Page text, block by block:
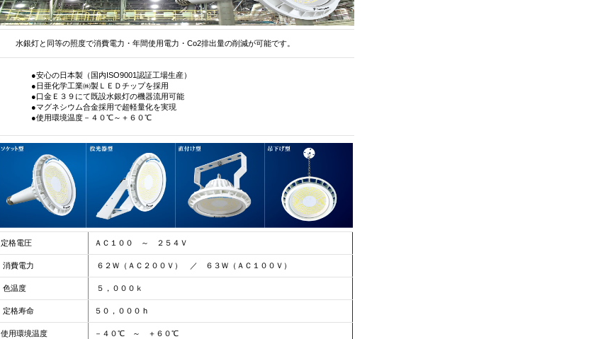
水銀灯と同等の照度で消費電力・年間使用電力・Co2排出量の削減が可能です。
●安心の日本製（国内ISO9001認証工場生産）
●日亜化学工業㈱製ＬＥＤチップを採用
●口金Ｅ３９にて既設水銀灯の機器流用可能
●マグネシウム合金採用で超軽量化を実現
●使用環境温度－４０℃～＋６０℃
定格電圧 ＡＣ１００ ～ ２５４Ｖ
消費電力 ６２Ｗ（ＡＣ２００Ｖ） ／ ６３Ｗ（ＡＣ１００Ｖ）
色温度 ５，０００ｋ
定格寿命 ５０，０００ h
使用環境温度 －４０℃ ～ ＋６０℃